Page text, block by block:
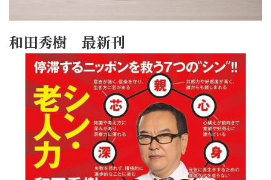
和田秀樹 最新刊